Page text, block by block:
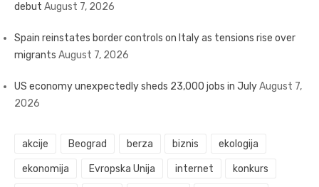
debut August 7, 2026
Spain reinstates border controls on Italy as tensions rise over
migrants August 7, 2026
US economy unexpectedly sheds 23,000 jobs in JulyAugust 7,
2026
akcije Beograd berza biznis ekologija
ekonomija Evropska Unija internet konkurs